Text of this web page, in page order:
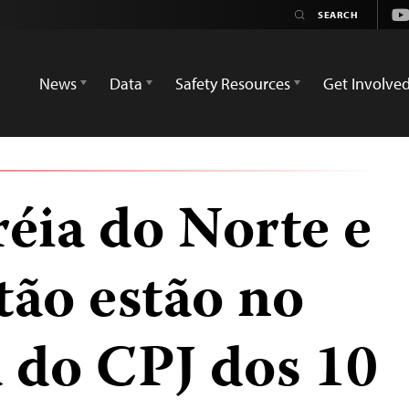
News
Data Safety Resources Get Involved
do Norte e
estão no
CPJ dos 10